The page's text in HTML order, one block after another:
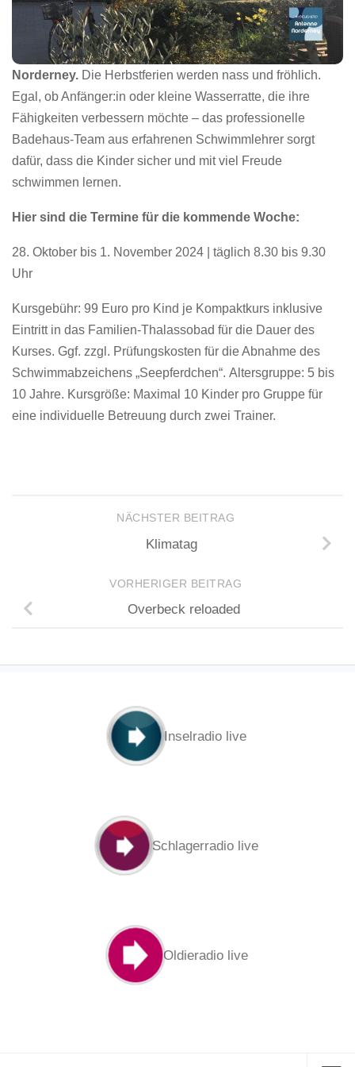
Norderney. Die Herbstferien werden nass und fröhlich.
Egal, ob Anfänger:in oder kleine Wasserratte, die ihre
Fähigkeiten verbessern möchte – das professionelle
Badehaus-Team aus erfahrenen Schwimmlehrer sorgt
dafür, dass die Kinder sicher und mit viel Freude
schwimmen lernen.
Hier sind die Termine für die kommende Woche:
28. Oktober bis 1. November 2024 | täglich 8.30 bis 9.30
Uhr
Kursgebühr: 99 Euro pro Kind je Kompaktkurs inklusive
Eintritt in das Familien-Thalassobad für die Dauer des
Kurses. Ggf. zzgl. Prüfungskosten für die Abnahme des
Schwimmabzeichens „Seepferdchen“. Altersgruppe: 5 bis
10 Jahre. Kursgröße: Maximal 10 Kinder pro Gruppe für
eine individuelle Betreuung durch zwei Trainer.
NÄCHSTER BEITRAG
Klimatag
VORHERIGER BEITRAG
Overbeck reloaded
Inselradio live
Schlagerradio live
Oldieradio live